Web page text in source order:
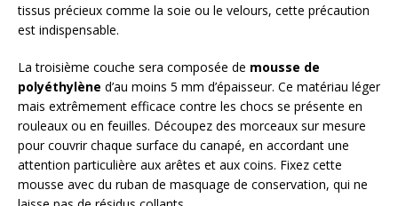
tissus précieux comme la soie ou le velours, cette précaution
est indispensable.
La troisième couche sera composée de mousse de
polyéthylène d’au moins 5 mm d’épaisseur. Ce matériau léger
mais extrêmement efficace contre les chocs se présente en
rouleaux ou en feuilles. Découpez des morceaux sur mesure
pour couvrir chaque surface du canapé, en accordant une
attention particulière aux arêtes et aux coins. Fixez cette
mousse avec du ruban de masquage de conservation, qui ne